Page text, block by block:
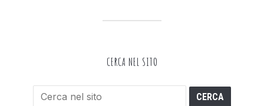
CERCA NEL SITO